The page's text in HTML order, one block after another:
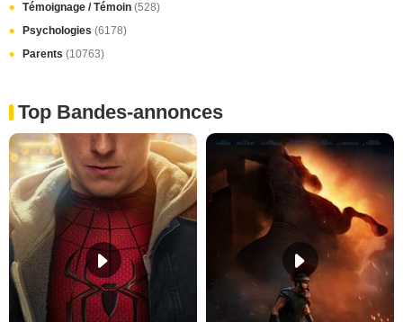
Témoignage / Témoin (528)
Psychologies (6178)
Parents (10763)
Top Bandes-annonces